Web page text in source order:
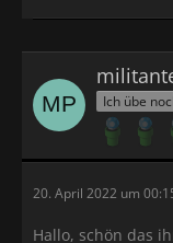
Ich übe
20. April 2022 um
Hallo, schön das